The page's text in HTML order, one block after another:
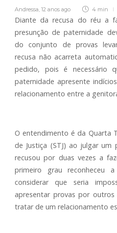
Andressa, 12 anos ago 4 min
Diante da recusa do réu a
presunção de paternidade
do conjunto de provas
recusa não acarreta
pedido, pois é necessário
paternidade apresente
relacionamento entre a
O entendimento é da Quarta
de Justiça (STJ) ao julgar
recusou por duas vezes a
primeiro grau reconheceu
considerar que seria
apresentar provas por
tratar de um relacionamento